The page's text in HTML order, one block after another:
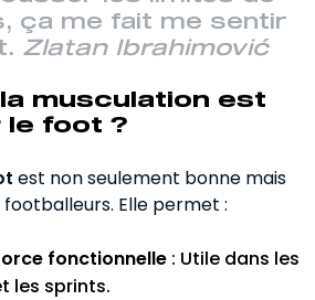
ça me fait me sentir
Zlatan Ibrahimović
musculation est
le foot ?
est non seulement bonne mais
Elle permet :
fonctionnelle : Utile dans les
les sprints.